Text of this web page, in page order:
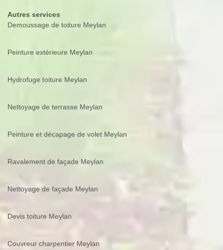
Autres services
Demoussage de toiture Meylan
Peinture extérieure Meylan
Hydrofuge toiture Meylan
Nettoyage de terrasse Meylan
Peinture et décapage de volet Meylan
Ravalement de façade Meylan
Nettoyage de façade Meylan
Devis toiture Meylan
Couvreur charpentier Meylan